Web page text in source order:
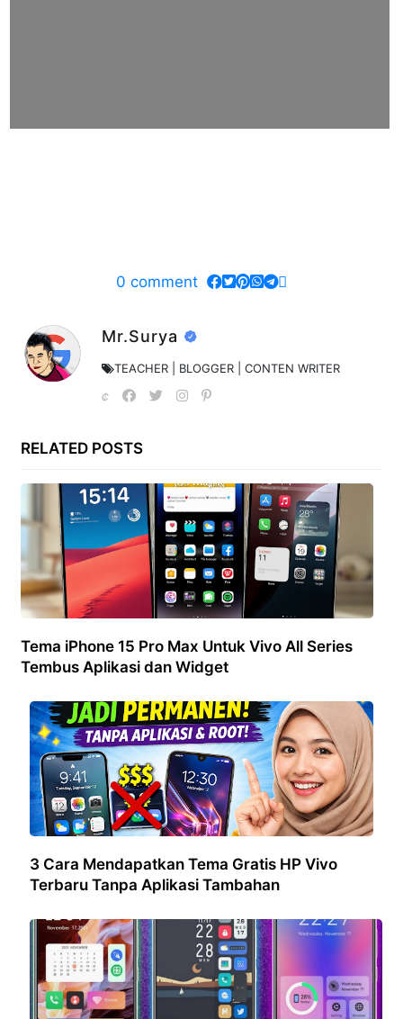
0 comment
Mr.Surya
TEACHER | BLOGGER | CONTEN WRITER
RELATED POSTS
Tema iPhone 15 Pro Max Untuk Vivo All Series
Tembus Aplikasi dan Widget
3 Cara Mendapatkan Tema Gratis HP Vivo
Terbaru Tanpa Aplikasi Tambahan